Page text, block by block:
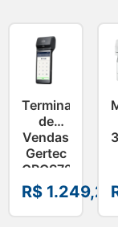
Terminal
de
Vendas
Gertec
GPOS720
PDV
Android
–
R$ 1.249,28